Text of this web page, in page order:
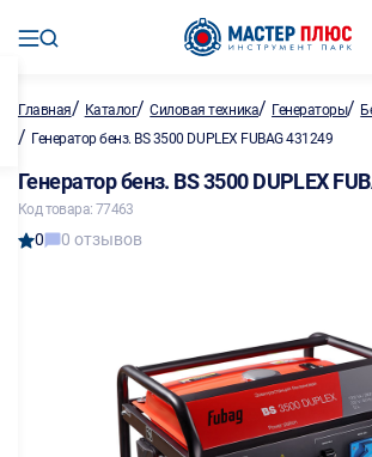
Главная/ Каталог/Силовая техника/ Генераторы/
/ Генератор бенз. BS 3500 DUPLEX FUBAG 431249
Генератор бенз. BS 3500 DUPLEX
Код товара: 77463
0 0 отзывов